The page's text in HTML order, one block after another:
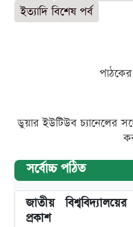
ইত্যাদি বিশেষ পর্ব
ডুয়ার ইউটিউব চ্যানেলের
সর্বোচ্চ পঠিত
জাতীয়
প্রকাশ